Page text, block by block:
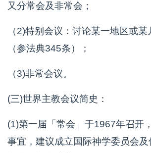
又分常会及非常会；
（2)特别会议：讨论某一地区或
（参法典345条）；
（3)非常会议。
(三)世界主教会议简史：
(1)第一届「常会」于1967年召开
事宜，建议成立国际神学委员会